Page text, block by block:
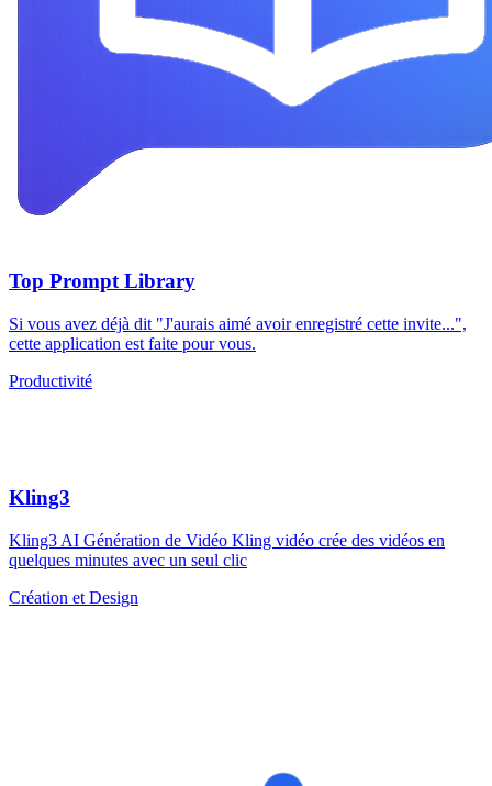
Top Prompt Library
Si vous avez déjà dit "J'aurais aimé avoir enregistré cette invite...",
cette application est faite pour vous.
Productivité
Kling3
Kling3 AI Génération de Vidéo Kling vidéo crée des vidéos en
quelques minutes avec un seul clic
Création et Design